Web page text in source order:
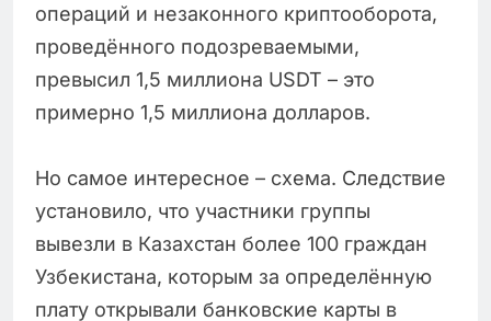
операций и незаконного криптооборота,
проведённого подозреваемыми,
превысил 1,5 миллиона USDT – это
примерно 1,5 миллиона долларов.
Но самое интересное – схема. Следствие
установило, что участники группы
вывезли в Казахстан более 100 граждан
Узбекистана, которым за определённую
плату открывали банковские карты в